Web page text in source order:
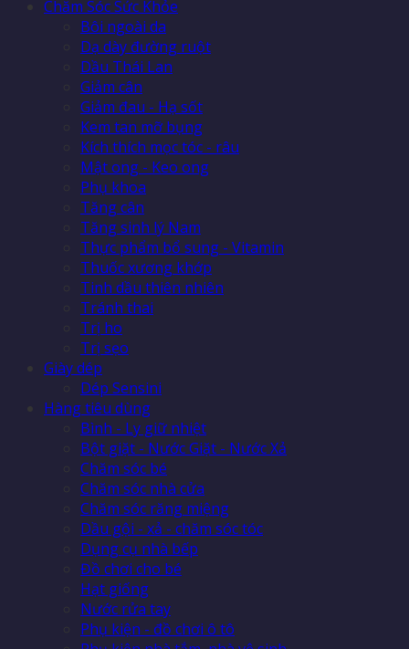
Chăm Sóc Sức Khỏe
Bôi ngoài da
Dạ dày đường ruột
Dầu Thái Lan
Giảm cân
Giảm đau - Hạ sốt
Kem tan mỡ bụng
Kích thích mọc tóc - râu
Mật ong - Keo ong
Phụ khoa
Tăng cân
Tăng sinh lý Nam
Thực phẩm bổ sung - Vitamin
Thuốc xương khớp
Tinh dầu thiên nhiên
Tránh thai
Trị ho
Trị sẹo
Giày dép
Dép Sensini
Hàng tiêu dùng
Bình - Ly giữ nhiệt
Bột giặt - Nước Giặt - Nước Xả
Chăm sóc bé
Chăm sóc nhà cửa
Chăm sóc răng miệng
Dầu gội - xả - chăm sóc tóc
Dụng cụ nhà bếp
Đồ chơi cho bé
Hạt giống
Nước rửa tay
Phụ kiện - đồ chơi ô tô